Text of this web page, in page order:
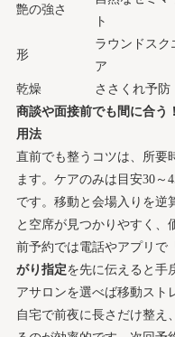
艶の強さ
ト
形
ラウンドスク
ア
乾燥 ささくれ予防
商談や面接前でも間に合う
用法
直前でも整うコツは、所要
ます。ケアのみは目安30～
です。移動と会場入りを逆
と空席が見つかりやすく、
前予約では電話やアプリで
がり指定を先に伝えると手
アサロンを選べば移動スト
自宅で前夜に長さだけ整え